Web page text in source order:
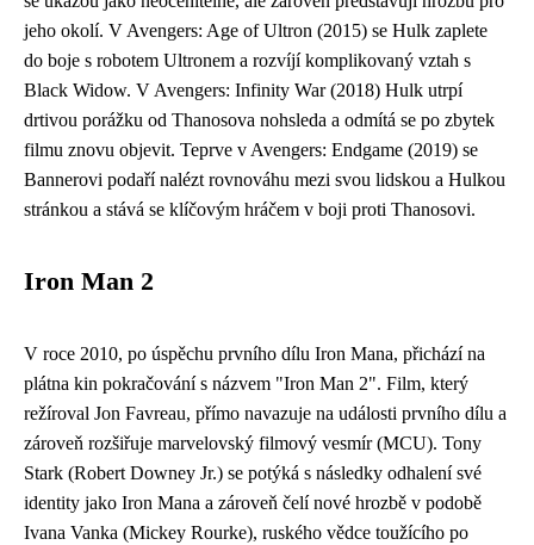
jeho okolí. V Avengers: Age of Ultron (2015) se Hulk zaplete
do boje s robotem Ultronem a rozvíjí komplikovaný vztah s
Black Widow. V Avengers: Infinity War (2018) Hulk utrpí
drtivou porážku od Thanosova nohsleda a odmítá se po zbytek
filmu znovu objevit. Teprve v Avengers: Endgame (2019) se
Bannerovi podaří nalézt rovnováhu mezi svou lidskou a Hulkou
stránkou a stává se klíčovým hráčem v boji proti Thanosovi.
Iron Man 2
V roce 2010, po úspěchu prvního dílu Iron Mana, přichází na
plátna kin pokračování s názvem "Iron Man 2". Film, který
režíroval Jon Favreau, přímo navazuje na události prvního dílu a
zároveň rozšiřuje marvelovský filmový vesmír (MCU). Tony
Stark (Robert Downey Jr.) se potýká s následky odhalení své
identity jako Iron Mana a zároveň čelí nové hrozbě v podobě
Ivana Vanka (Mickey Rourke), ruského vědce toužícího po